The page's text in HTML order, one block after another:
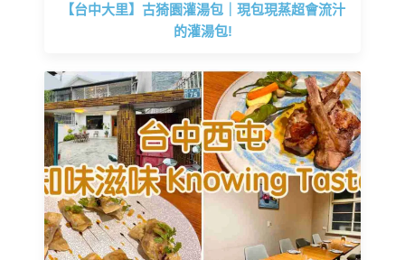
【台中大里】古猗園灌湯包｜現包現蒸超會流汁
的灌湯包!